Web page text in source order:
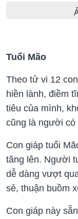
Tuổi Mão
Theo tử vi 12
hiền lành, điềm
tiêu của mình,
cũng là người
Con giáp tuổi
tăng lên. Người
dễ dàng vượt
sẻ, thuận buồm
Con giáp này